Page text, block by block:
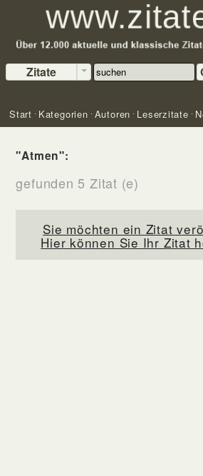
Zitate
Start Kategorien Autoren Leserzitate
"Atmen":
gefunden 5 Zitat (e)
Sie möchten ein Zitat
Hier können Sie Ihr Zitat